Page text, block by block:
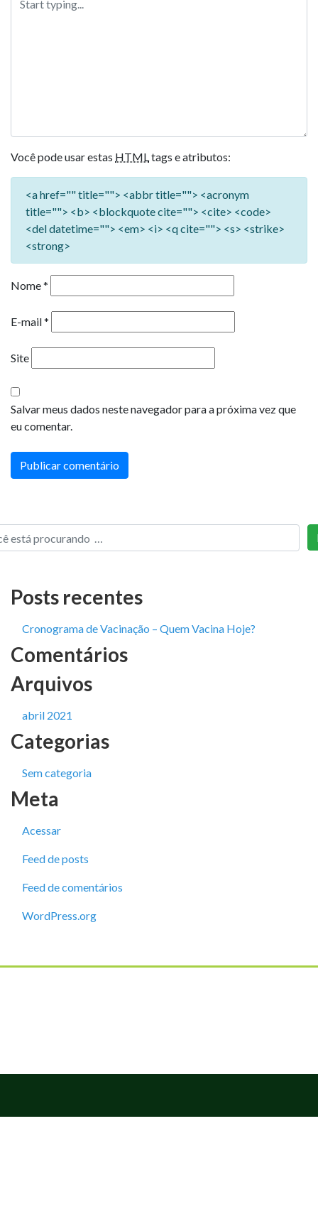
Você pode usar estas HTMLtags e atributos:
<a href="" title=""> <abbr title=""> <acronym
title=""> <b> <blockquote cite=""> <cite> <code>
<del datetime=""> <em> <i> <q cite=""> <s> <strike>
<strong>
Nome*
E-mail*
Site
Salvar meus dados neste navegador para a próxima vez que
eu comentar.
Posts recentes
Cronograma de Vacinação – Quem Vacina Hoje?
Comentários
Arquivos
abril 2021
Categorias
Sem categoria
Meta
Acessar
Feed de posts
Feed de comentários
WordPress.org